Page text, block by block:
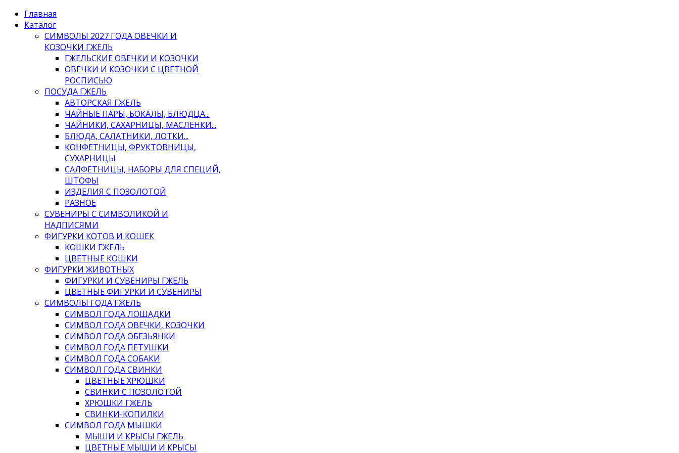
Главная
Каталог
СИМВОЛЫ 2027 ГОДА ОВЕЧКИ И
КОЗОЧКИ ГЖЕЛЬ
ГЖЕЛЬСКИЕ ОВЕЧКИ И КОЗОЧКИ
ОВЕЧКИ И КОЗОЧКИ С ЦВЕТНОЙ
РОСПИСЬЮ
ПОСУДА ГЖЕЛЬ
АВТОРСКАЯ ГЖЕЛЬ
ЧАЙНЫЕ ПАРЫ, БОКАЛЫ, БЛЮДЦА...
ЧАЙНИКИ, САХАРНИЦЫ, МАСЛЕНКИ...
БЛЮДА, САЛАТНИКИ, ЛОТКИ...
КОНФЕТНИЦЫ, ФРУКТОВНИЦЫ,
СУХАРНИЦЫ
САЛФЕТНИЦЫ, НАБОРЫ ДЛЯ СПЕЦИЙ,
ШТОФЫ
ИЗДЕЛИЯ С ПОЗОЛОТОЙ
РАЗНОЕ
СУВЕНИРЫ С СИМВОЛИКОЙ И
НАДПИСЯМИ
ФИГУРКИ КОТОВ И КОШЕК
КОШКИ ГЖЕЛЬ
ЦВЕТНЫЕ КОШКИ
ФИГУРКИ ЖИВОТНЫХ
ФИГУРКИ И СУВЕНИРЫ ГЖЕЛЬ
ЦВЕТНЫЕ ФИГУРКИ И СУВЕНИРЫ
СИМВОЛЫ ГОДА ГЖЕЛЬ
СИМВОЛ ГОДА ЛОШАДКИ
СИМВОЛ ГОДА ОВЕЧКИ, КОЗОЧКИ
СИМВОЛ ГОДА ОБЕЗЬЯНКИ
СИМВОЛ ГОДА ПЕТУШКИ
СИМВОЛ ГОДА СОБАКИ
СИМВОЛ ГОДА СВИНКИ
ЦВЕТНЫЕ ХРЮШКИ
СВИНКИ С ПОЗОЛОТОЙ
ХРЮШКИ ГЖЕЛЬ
СВИНКИ-КОПИЛКИ
СИМВОЛ ГОДА МЫШКИ
МЫШИ И КРЫСЫ ГЖЕЛЬ
ЦВЕТНЫЕ МЫШИ И КРЫСЫ